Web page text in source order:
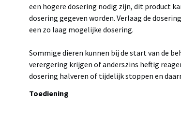
een hogere dosering nodig zijn, dit product
dosering gegeven worden. Verlaag de
een zo laag mogelijke dosering.
Sommige dieren kunnen bij de start van de
verergering krijgen of anderszins heftig
dosering halveren of tijdelijk stoppen en
Toediening